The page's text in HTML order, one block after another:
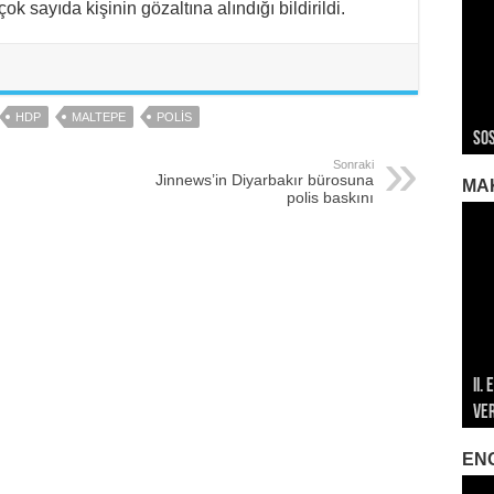
sayıda kişinin gözaltına alındığı bildirildi.
HDP MALTEPE POLIS
Sonraki
Jinnews’in Diyarbakır bürosuna
polis baskını
II.